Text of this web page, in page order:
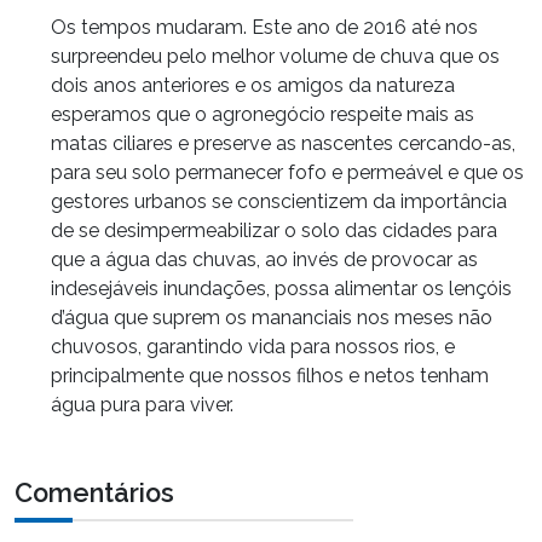
Os tempos mudaram. Este ano de 2016 até nos
surpreendeu pelo melhor volume de chuva que os
dois anos anteriores e os amigos da natureza
esperamos que o agronegócio respeite mais as
matas ciliares e preserve as nascentes cercando-as,
para seu solo permanecer fofo e permeável e que os
gestores urbanos se conscientizem da importância
de se desimpermeabilizar o solo das cidades para
que a água das chuvas, ao invés de provocar as
indesejáveis inundações, possa alimentar os lençóis
d’água que suprem os mananciais nos meses não
chuvosos, garantindo vida para nossos rios, e
principalmente que nossos filhos e netos tenham
água pura para viver.
Comentários